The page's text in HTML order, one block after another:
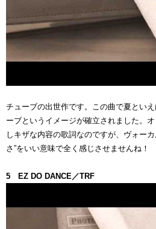
チューブの出世作です。この曲で夏とい
ーブというイメージが確立されました。
しキザな内容の歌詞なのですが、ヴォー
さ”をいい意味で全く感じさせませんね！
5 EZ DO DANCE／TRF